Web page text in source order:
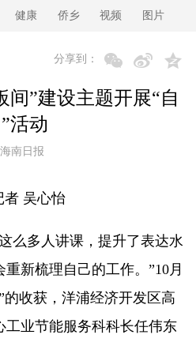
健康 侨乡 视频 图片
分享到：
间”建设主题开展“自
活动
海南日报
吴心怡
多人讲课，提升了表达水
新梳理自己的工作。”10月
的收获，洋浦经济开发区高
工业节能服务科科长任伟东